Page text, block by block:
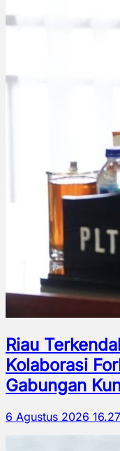
Riau
Kolaborasi
Gabungan
6 Agustus 2026 16.27